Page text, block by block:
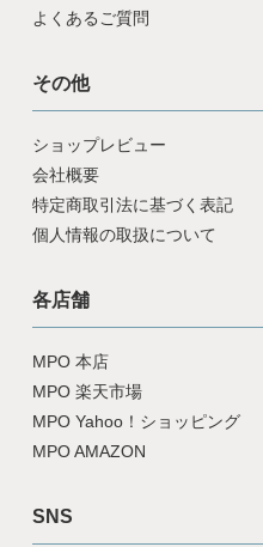
よくあるご質問
その他
ショップレビュー
会社概要
特定商取引法に基づく表記
個人情報の取扱について
各店舗
MPO 本店
MPO 楽天市場
MPO Yahoo！ショッピング
MPO AMAZON
SNS